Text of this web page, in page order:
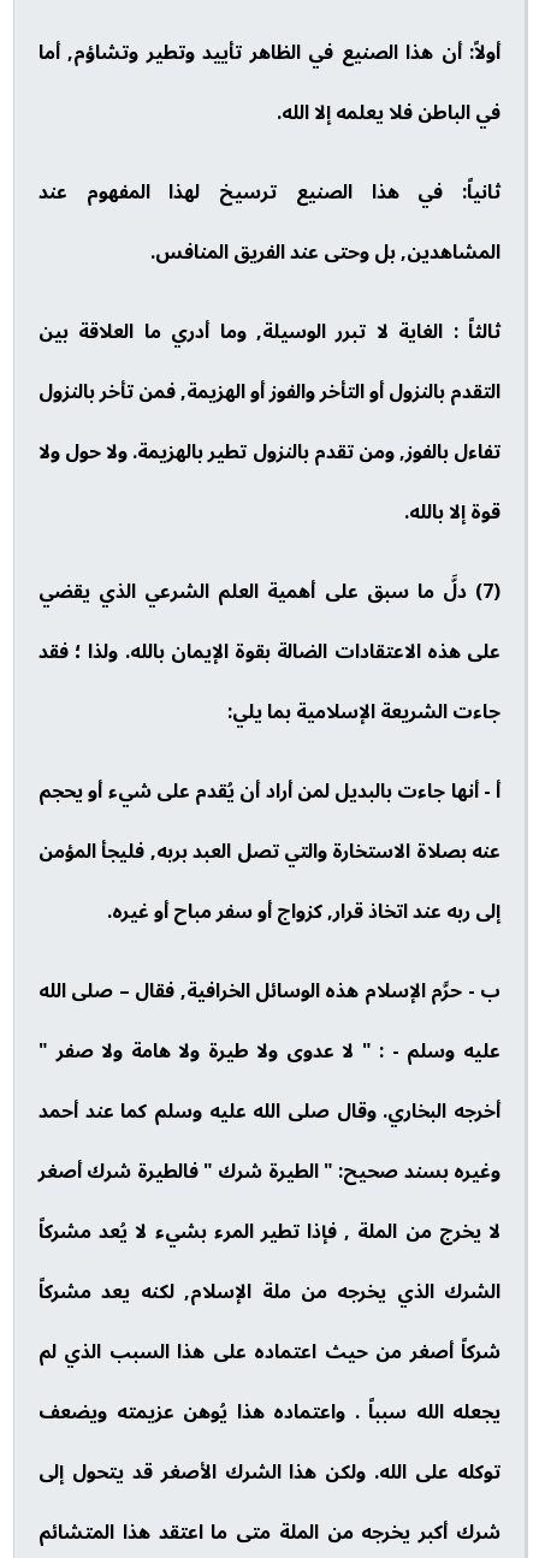
أولاً: أن هذا الصنيع في الظاهر تأييد وتطير وتشاؤم, أما
في الباطن فلا يعلمه إلا الله.
ثانياً: في هذا الصنيع ترسيخ لهذا المفهوم عند
المشاهدين, بل وحتى عند الفريق المنافس.
ثالثاً : الغاية لا تبرر الوسيلة, وما أدري ما العلاقة بين
التقدم بالنزول أو التأخر والفوز أو الهزيمة, فمن تأخر بالنزول
تفاءل بالفوز, ومن تقدم بالنزول تطير بالهزيمة. ولا حول ولا
قوة إلا بالله.
(7) دلَّ ما سبق على أهمية العلم الشرعي الذي يقضي
على هذه الاعتقادات الضالة بقوة الإيمان بالله. ولذا ؛ فقد
جاءت الشريعة الإسلامية بما يلي:
أ - أنها جاءت بالبديل لمن أراد أن يُقدم على شيء أو يحجم
عنه بصلاة الاستخارة والتي تصل العبد بربه, فليجأ المؤمن
إلى ربه عند اتخاذ قرار, كزواج أو سفر مباح أو غيره.
ب - حرَّم الإسلام هذه الوسائل الخرافية, فقال – صلى الله
عليه وسلم - : " لا عدوى ولا طيرة ولا هامة ولا صفر "
أخرجه البخاري. وقال صلى الله عليه وسلم كما عند أحمد
وغيره بسند صحيح: " الطيرة شرك " فالطيرة شرك أصغر
لا يخرج من الملة , فإذا تطير المرء بشيء لا يُعد مشركاً
الشرك الذي يخرجه من ملة الإسلام, لكنه يعد مشركاً
شركاً أصغر من حيث اعتماده على هذا السبب الذي لم
يجعله الله سبباً . واعتماده هذا يُوهن عزيمته ويضعف
توكله على الله. ولكن هذا الشرك الأصغر قد يتحول إلى
شرك أكبر يخرجه من الملة متى ما اعتقد هذا المتشائم